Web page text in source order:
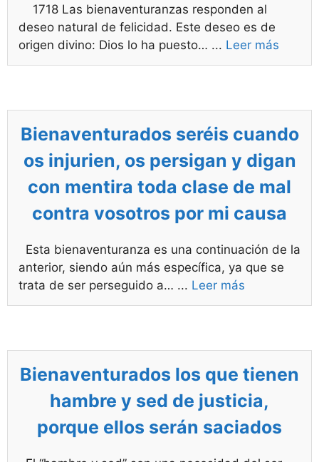
1718 Las bienaventuranzas responden al
deseo natural de felicidad. Este deseo es de
origen divino: Dios lo ha puesto… ... Leer más
Bienaventurados seréis cuando
os injurien, os persigan y digan
con mentira toda clase de mal
contra vosotros por mi causa
Esta bienaventuranza es una continuación de la
anterior, siendo aún más específica, ya que se
trata de ser perseguido a… ... Leer más
Bienaventurados los que tienen
hambre y sed de justicia,
porque ellos serán saciados